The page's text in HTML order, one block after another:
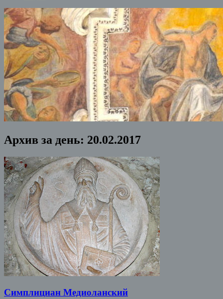
Архив за день: 20.02.2017
Симплициан Медиоланский